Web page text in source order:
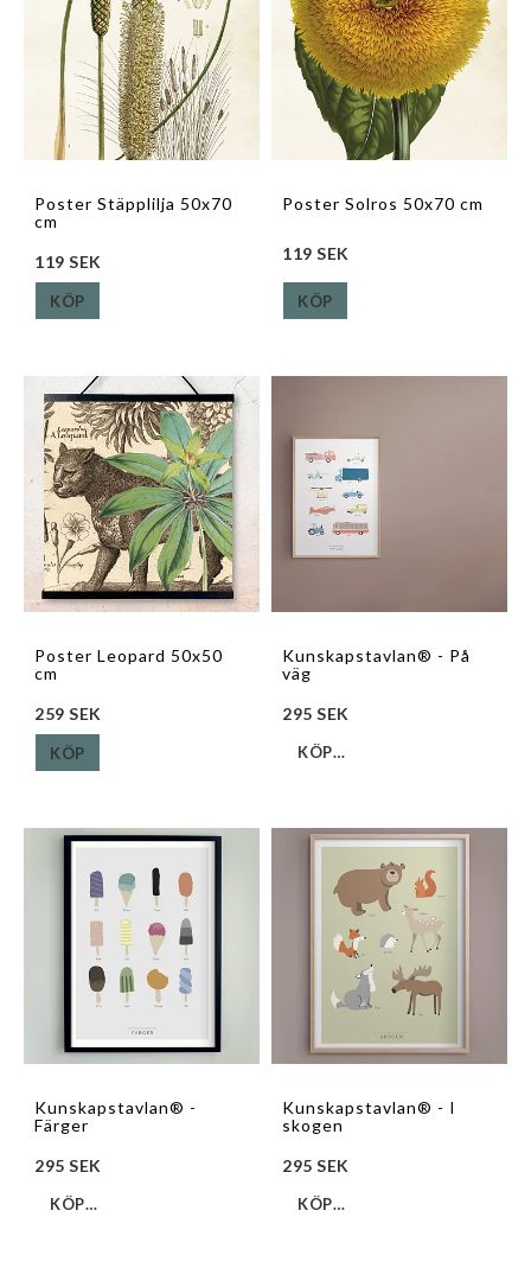
Poster Stäpplilja 50x70
cm
119 SEK
KÖP
Poster Solros 50x70 cm
119 SEK
KÖP
Poster Leopard 50x50
cm
259 SEK
KÖP
Kunskapstavlan® - På
väg
295 SEK
KÖP…
Kunskapstavlan® -
Färger
295 SEK
KÖP…
Kunskapstavlan® - I
skogen
295 SEK
KÖP…